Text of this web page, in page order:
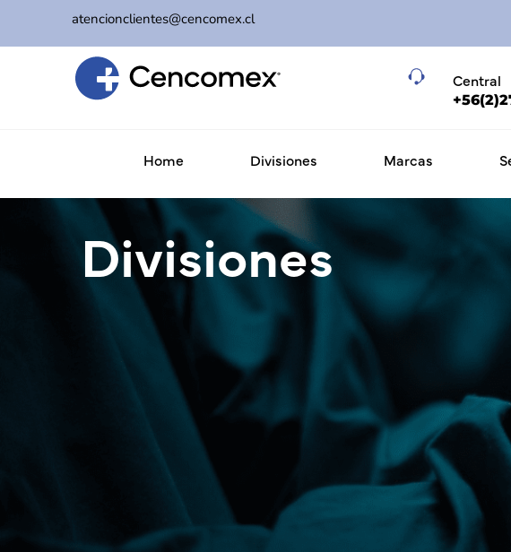
atencionclientes@cencomex.cl
Central
Home Divisiones Marcas
Divisiones